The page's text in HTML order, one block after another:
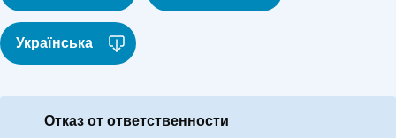
Українська
Отказ от ответственности